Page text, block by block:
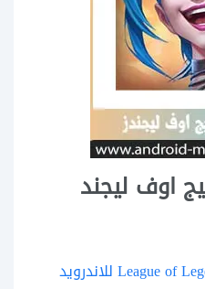
اوف ليجند
ليج اوف ليجند League of Legends للاندرويد